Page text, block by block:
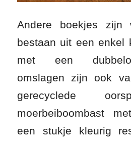
Andere boekjes zijn
bestaan uit een enkel
met een
omslagen zijn ook
gerecyclede
moerbeiboombast
een stukje kleurig